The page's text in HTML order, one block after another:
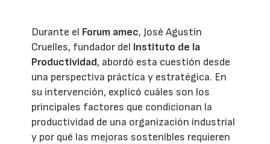
Durante el Forum amec, José Agustín
Cruelles, fundador del Instituto de la
Productividad, abordó esta cuestión desde
una perspectiva práctica y estratégica. En
su intervención, explicó cuáles son los
principales factores que condicionan la
productividad de una organización industrial
y por qué las mejoras sostenibles requieren